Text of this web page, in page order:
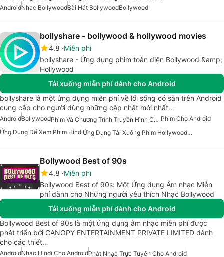
AndroidNhạc BollywoodBài Hát BollywoodBollywood
bollyshare - bollywood & hollywood movies
4.8 Miễn phí
bollyshare - Ứng dụng phim toàn diện Bollywood &amp;
Hollywood
Tải xuống miễn phí dành cho Android
bollyshare là một ứng dụng miễn phí về lối sống có sẵn trên Android
cung cấp cho người dùng những cập nhật mới nhất…
AndroidBollywood Phim Và Chương Trình Truyền Hình Cho Android Phim Cho Android
Ứng Dụng Để Xem Phim Hindi
Ứng Dụng Tải Xuống Phim Hollywood Và Bollywood
Bollywood Best of 90s
4.8 Miễn phí
Bollywood Best of 90s: Một Ứng dụng Âm nhạc Miễn
phí dành cho Những người yêu thích Nhạc Bollywood
Tải xuống miễn phí dành cho Android
Bollywood Best of 90s là một ứng dụng âm nhạc miễn phí được
phát triển bởi CANOPY ENTERTAINMENT PRIVATE LIMITED dành
cho các thiết…
AndroidNhạc Hindi Cho AndroidPhát Nhạc Trực Tuyến Cho Android